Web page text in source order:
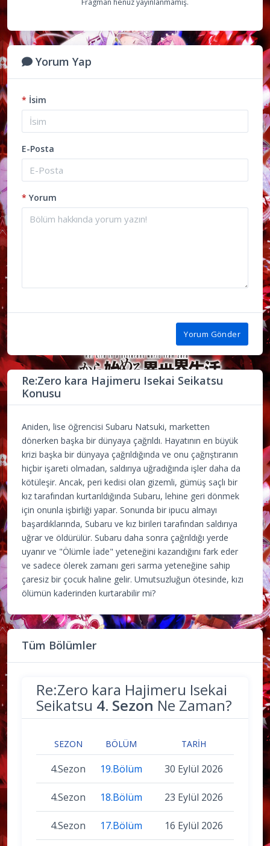
Yorum Yap
* İsim
E-Posta
* Yorum
Yorum Gönder
Re:Zero kara Hajimeru Isekai Seikatsu
Konusu
Aniden, lise öğrencisi Subaru Natsuki, marketten
dönerken başka bir dünyaya çağrıldı. Hayatının en büyük
krizi başka bir dünyaya çağrıldığında ve onu çağrıştıranın
hiçbir işareti olmadan, saldırıya uğradığında işler daha da
kötüleşir. Ancak, peri kedisi olan gizemli, gümüş saçlı bir
kız tarafından kurtarıldığında Subaru, lehine geri dönmek
için onunla işbirliği yapar. Sonunda bir ipucu almayı
başardıklarında, Subaru ve kız birileri tarafından saldırıya
uğrar ve öldürülür. Subaru daha sonra çağrıldığı yerde
uyanır ve "Ölümle İade" yeteneğini kazandığını fark eder
ve sadece ölerek zamanı geri sarma yeteneğine sahip
çaresiz bir çocuk haline gelir. Umutsuzluğun ötesinde, kızı
ölümün kaderinden kurtarabilir mi?
Tüm Bölümler
Re:Zero kara Hajimeru Isekai
Seikatsu 4. Sezon Ne Zaman?
SEZON BÖLÜM TARIH
4.Sezon 19.Bölüm 30 Eylül 2026
4.Sezon 18.Bölüm 23 Eylül 2026
4.Sezon 17.Bölüm 16 Eylül 2026